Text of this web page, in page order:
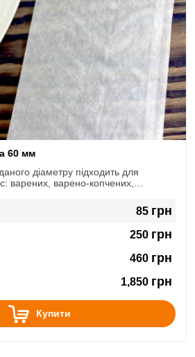
60 мм
діаметру підходить для
варених, варено-копчених,
85 грн
250 грн
460 грн
1,850 грн
Купити